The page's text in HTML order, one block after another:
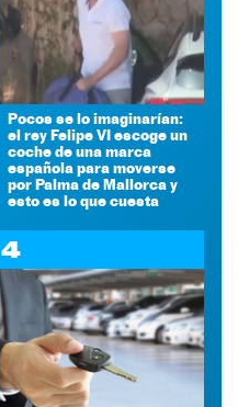
Pocos se lo imaginarían:
el rey Felipe VI escoge un
coche de una marca
española para moverse
por Palma de Mallorca y
esto es lo que cuesta
4